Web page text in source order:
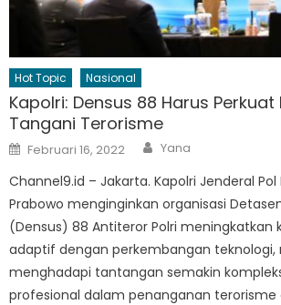
Hot Topic Nasional
Kapolri: Densus 88 Harus
Tangani Terorisme
Posted
on
Februari 16, 2022 Author
Yana
Channel9.id – Jakarta. Kapolri Jenderal Pol
Prabowo menginginkan organisasi
(Densus) 88 Antiteror Polri meningkatkan
adaptif dengan perkembangan
menghadapi tantangan semakin
profesional dalam penanganan terorisme